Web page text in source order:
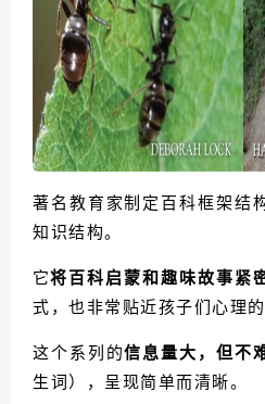
著名教育家制定百科框架结
知识结构。
它将百科启蒙和趣味故事紧
式，也非常贴近孩子们心理的
这个系列的信息量大，但不
生词），呈现简单而清晰。